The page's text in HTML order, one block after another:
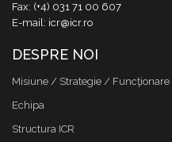
Fax: (+4) 031 71 00 607
E-mail: icr@icr.ro
DESPRE NOI
Misiune / Strategie / Funcţionare
Echipa
Structura ICR